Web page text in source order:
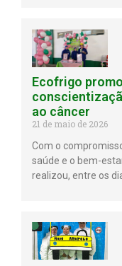
Ecofrigo
ao câncer
21 de maio de 2026
Com o
saúde e o bem-
realizou, entre os